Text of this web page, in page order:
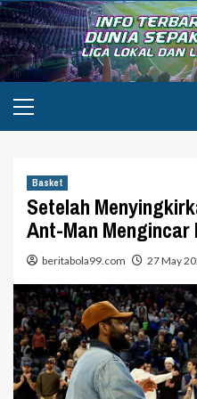
Skip
to
content
Menu
Basket
Setelah
Ant-Man
beritabola99.com 27 May